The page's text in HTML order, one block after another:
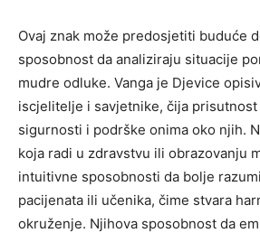
Ovaj znak može predosjetiti buduće
sposobnost da analiziraju situacije
mudre odluke. Vanga je Djevice
iscjelitelje i savjetnike, čija prisutnost
sigurnosti i podrške onima oko njih.
koja radi u zdravstvu ili obrazovanju
intuitivne sposobnosti da bolje
pacijenata ili učenika, čime stvara
okruženje. Njihova sposobnost da